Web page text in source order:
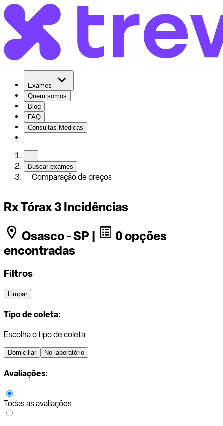
Exames
Quem somos
Blog
FAQ
Consultas Médicas
Buscar exames
Comparação de preços
Rx Tórax 3 Incidências
Osasco - SP |
0 opções
encontradas
Filtros
Limpar
Tipo de coleta:
Escolha o tipo de coleta
Domiciliar No laboratório
Avaliações:
Todas as avaliações